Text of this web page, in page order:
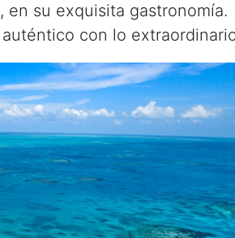
en su exquisita gastronomía.
con lo